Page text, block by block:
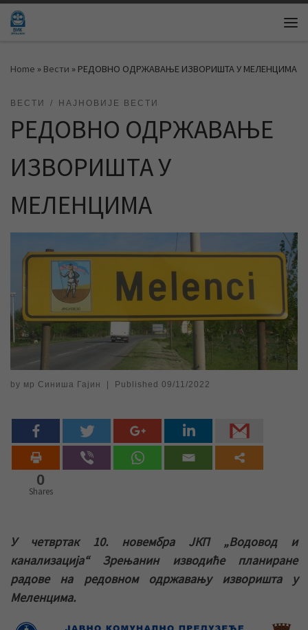
Skip to content
Home » Вести » РЕДОВНО ОДРЖАВАЊЕ ИЗВОРИШТА У МЕЛЕНЦИМА
ВЕСТИ НАЈНОВИЈЕ ВЕСТИ
РЕДОВНО ОДРЖАВАЊЕ
ИЗВОРИШТА У
МЕЛЕНЦИМА
by мр Синиша Гајин Published 09/11/2022
0
Shares
У четвртак 10. новембра ЈКП „Водовод и
канализација“ Зрењанин изводиће планиране
радове на редовном одржавању изворишта у
Меленцима.